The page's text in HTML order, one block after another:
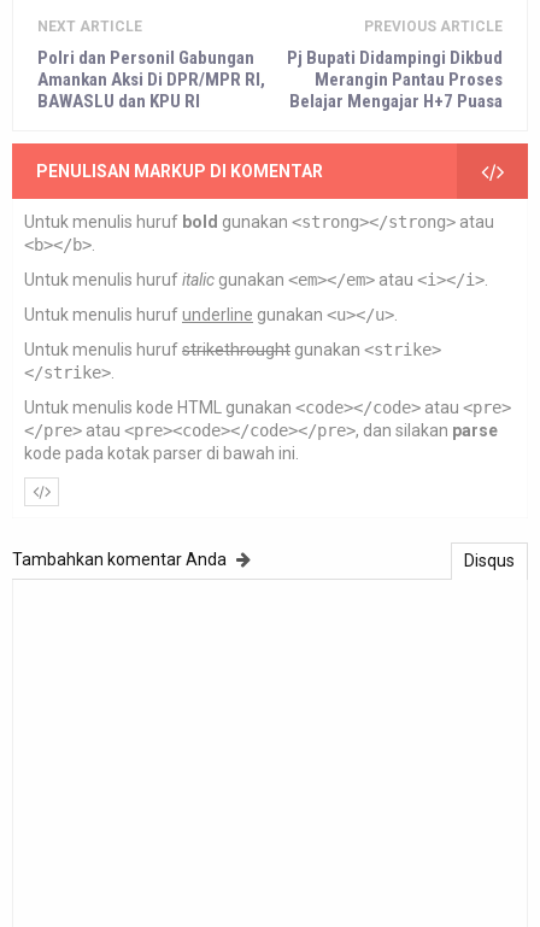
NEXT ARTICLE
Polri dan Personil Gabungan
Amankan Aksi Di DPR/MPR RI,
BAWASLU dan KPU RI
PREVIOUS ARTICLE
Pj Bupati Didampingi Dikbud
Merangin Pantau Proses
Belajar Mengajar H+7 Puasa
PENULISAN MARKUP DI KOMENTAR
Untuk menulis huruf bold gunakan <strong></strong> atau
<b></b>
Untuk menulis hurufitalic gunakan <em></em> atau <i></i>
Untuk menulis hurufunderline gunakan <u></u>
Untuk menulis hurufstrikethrought gunakan <strike>
</strike>
Untuk menulis kode HTML gunakan <code></code> atau <pre>
</pre> atau <pre><code></code></pre>, dan silakan parse
kode pada kotak parser di bawah ini.
Disqus
Tambahkan komentar Anda